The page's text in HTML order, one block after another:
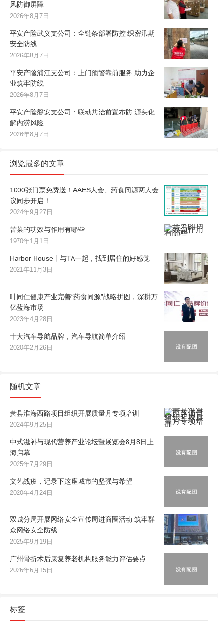
风防御屏障
2026年8月7日
平安产险武义支公司：全链条部署防控 织密汛期
安全防线
2026年8月7日
平安产险浦江支公司：上门预警靠前服务 助力企
业筑牢防线
2026年8月7日
平安产险磐安支公司：联动共治前置布防 源头化
解内涝风险
2026年8月7日
浏览最多的文章
1000张门票免费送！AAES大会、药食同源两大会
议同步开启！
2024年9月27日
苦菜的功效与作用有哪些
1970年1月1日
Harbor House丨与TA一起，找到居住的好感觉
2021年11月3日
叶同仁健康产业完善“药食同源”战略拼图，深耕万
亿蓝海市场
2023年4月28日
十大汽车导航品牌，汽车导航简单介绍
2020年2月26日
随机文章
萧县淮海西路项目组织开展质量月专项培训
2024年9月25日
中式滋补与现代营养产业论坛暨展览会8月8日上
海启幕
2025年7月29日
文艺战疫，记录下这座城市的坚强与希望
2020年4月24日
双城分局开展网络安全宣传周进商圈活动 筑牢群
众网络安全防线
2025年9月19日
广州骨折术后康复养老机构服务能力评估要点
2026年6月15日
标签